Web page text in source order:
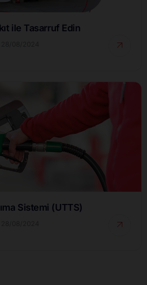
ile Tasarruf Edin
Sistemi (UTTS)